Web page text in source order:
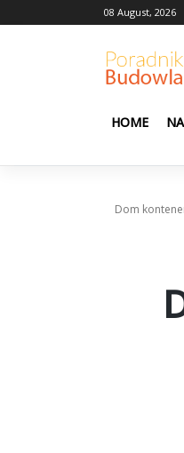
to
08 August, 2026
HOME
Dom